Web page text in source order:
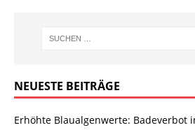
NEUESTE BEITRÄGE
Erhöhte Blaualgenwerte: Badeverbot